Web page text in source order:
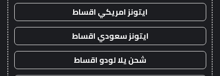
ايتونز امريكي اقساط
ايتونز سعودي اقساط
شحن يلا لودو اقساط